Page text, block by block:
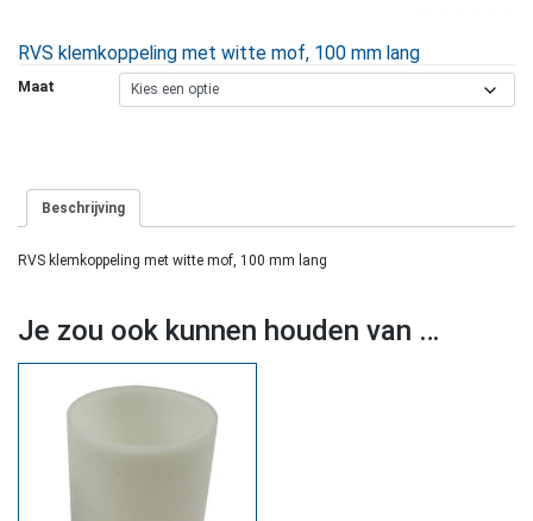
RVS klemkoppeling met witte mof, 100 mm lang
Maat
Beschrijving
RVS klemkoppeling met witte mof, 100 mm lang
Je zou ook kunnen houden van …